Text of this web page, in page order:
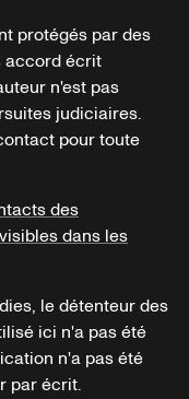
protégés par des
accord écrit
n'est pas
judiciaires.
pour toute
des
dans les
le détenteur des
ici n'a pas été
n'a pas été
par écrit.